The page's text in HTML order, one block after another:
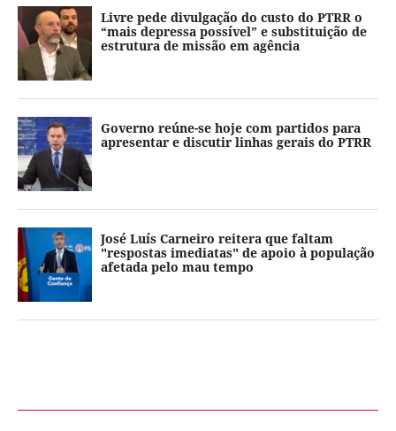
Livre pede divulgação do custo do PTRR o
“mais depressa possível” e substituição de
estrutura de missão em agência
Governo reúne-se hoje com partidos para
apresentar e discutir linhas gerais do PTRR
José Luís Carneiro reitera que faltam
"respostas imediatas" de apoio à população
afetada pelo mau tempo